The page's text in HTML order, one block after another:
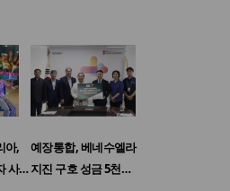
아,
사…
예장통합, 베네수엘라
지진 구호 성금 5천…